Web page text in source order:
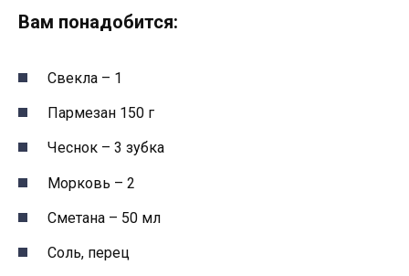
Вам понадобится:
Свекла – 1
Пармезан 150 г
Чеснок – 3 зубка
Морковь – 2
Сметана – 50 мл
Соль, перец